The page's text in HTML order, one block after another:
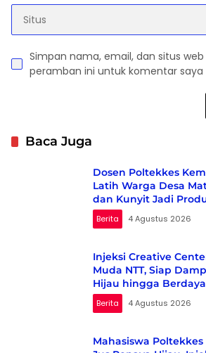
Simpan nama, email, dan situs
peramban ini untuk komentar saya
Baca Juga
Dosen Poltekkes
Latih Warga Desa
dan Kunyit Jadi
Ekonomi
Berita 4 Agustus 2026
Injeksi Creative
Muda NTT, Siap
Hijau hingga
Berita 4 Agustus 2026
Mahasiswa